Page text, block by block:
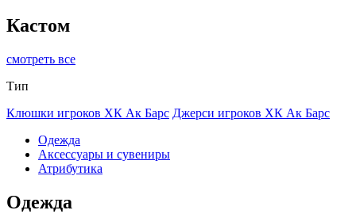
Кастом
смотреть все
Тип
Клюшки игроков ХК Ак Барс Джерси игроков ХК Ак Барс
Одежда
Аксессуары и сувениры
Атрибутика
Одежда